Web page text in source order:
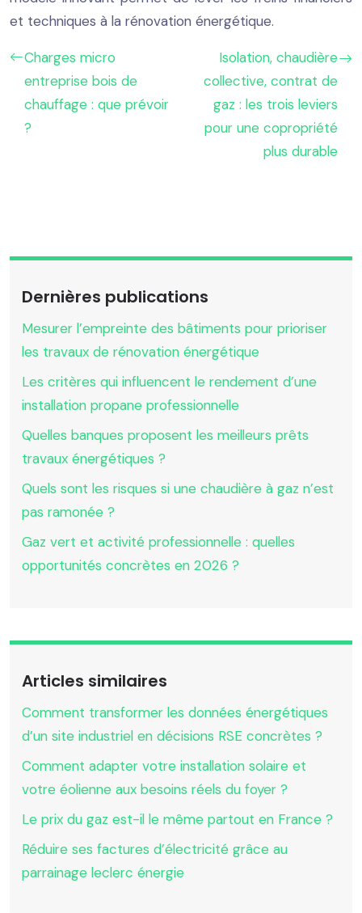
et techniques à la rénovation énergétique.
Charges micro
entreprise bois de
chauffage : que prévoir
?
Isolation, chaudière
collective, contrat de
gaz : les trois leviers
pour une copropriété
plus durable
Dernières publications
Mesurer l’empreinte des bâtiments pour prioriser
les travaux de rénovation énergétique
Les critères qui influencent le rendement d’une
installation propane professionnelle
Quelles banques proposent les meilleurs prêts
travaux énergétiques ?
Quels sont les risques si une chaudière à gaz n’est
pas ramonée ?
Gaz vert et activité professionnelle : quelles
opportunités concrètes en 2026 ?
Articles similaires
Comment transformer les données énergétiques
d’un site industriel en décisions RSE concrètes ?
Comment adapter votre installation solaire et
votre éolienne aux besoins réels du foyer ?
Le prix du gaz est-il le même partout en France ?
Réduire ses factures d’électricité grâce au
parrainage leclerc énergie